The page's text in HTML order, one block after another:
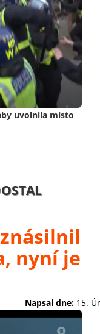
uvolnila místo
nyní je
Napsal dne: 15.